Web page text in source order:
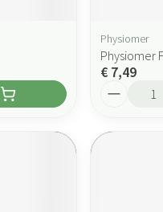
Physiomer
Physiomer
€ 7,49